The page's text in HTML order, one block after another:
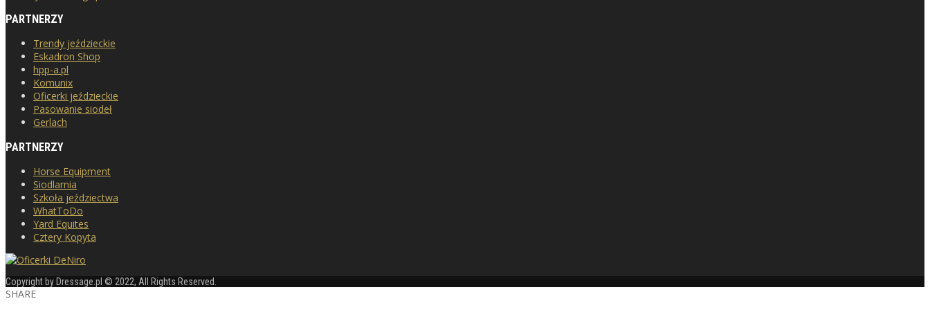
PARTNERZY
Trendy jeździeckie
Eskadron Shop
hpp-a.pl
Komunix
Oficerki jeździeckie
Pasowanie siodeł
Gerlach
PARTNERZY
Horse Equipment
Siodlarnia
Szkoła jeździectwa
WhatToDo
Yard Equites
Cztery Kopyta
Copyright by Dressage.pl © 2022, All Rights Reserved.
SHARE